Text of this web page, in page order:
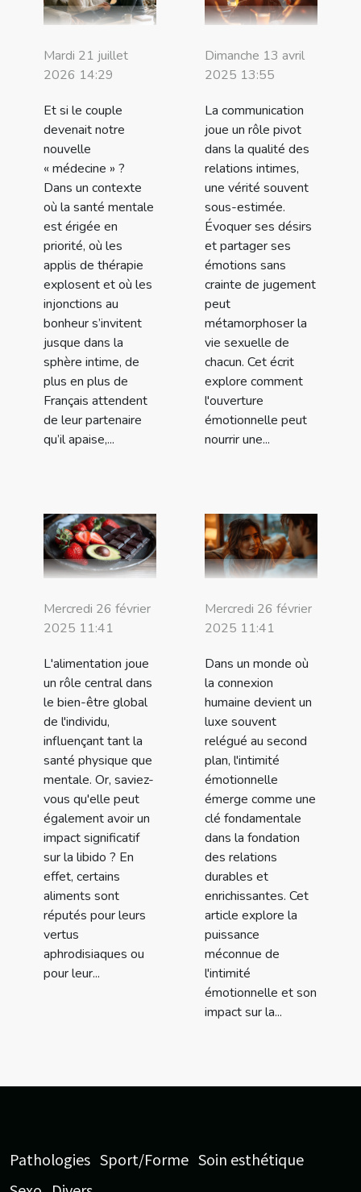
Mardi 21 juillet
2026 14:29
Et si le couple
devenait notre
nouvelle
« médecine » ?
Dans un contexte
où la santé mentale
est érigée en
priorité, où les
applis de thérapie
explosent et où les
injonctions au
bonheur s’invitent
jusque dans la
sphère intime, de
plus en plus de
Français attendent
de leur partenaire
qu’il apaise,...
Dimanche 13 avril
2025 13:55
La communication
joue un rôle pivot
dans la qualité des
relations intimes,
une vérité souvent
sous-estimée.
Évoquer ses désirs
et partager ses
émotions sans
crainte de jugement
peut
métamorphoser la
vie sexuelle de
chacun. Cet écrit
explore comment
l'ouverture
émotionnelle peut
nourrir une...
Mercredi 26 février
2025 11:41
L'alimentation joue
un rôle central dans
le bien-être global
de l'individu,
influençant tant la
santé physique que
mentale. Or, saviez-
vous qu'elle peut
également avoir un
impact significatif
sur la libido ? En
effet, certains
aliments sont
réputés pour leurs
vertus
aphrodisiaques ou
pour leur...
Mercredi 26 février
2025 11:41
Dans un monde où
la connexion
humaine devient un
luxe souvent
relégué au second
plan, l'intimité
émotionnelle
émerge comme une
clé fondamentale
dans la fondation
des relations
durables et
enrichissantes. Cet
article explore la
puissance
méconnue de
l'intimité
émotionnelle et son
impact sur la...
Pathologies Sport/Forme Soin esthétique